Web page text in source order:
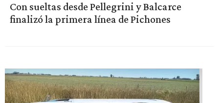
Con sueltas desde Pellegrini y Balcarce
finalizó la primera línea de Pichones